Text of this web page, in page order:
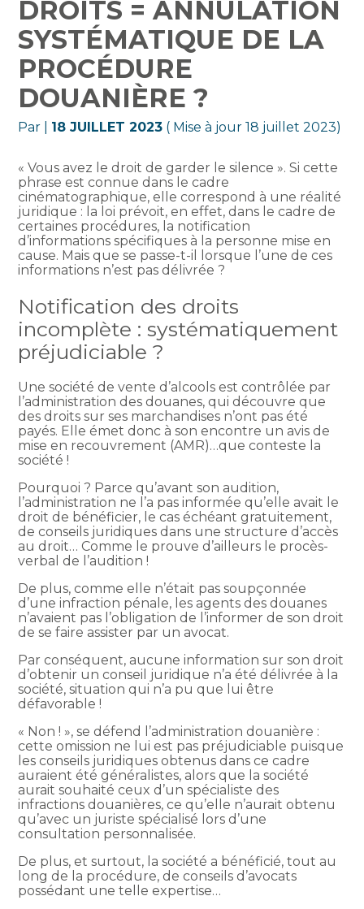
DROITS = ANNULATION
SYSTÉMATIQUE DE LA
PROCÉDURE
DOUANIÈRE ?
Par 18 JUILLET 2023 ( Mise à jour 18 juillet 2023)
« Vous avez le droit de garder le silence ». Si cette
phrase est connue dans le cadre
cinématographique, elle correspond à une réalité
juridique : la loi prévoit, en effet, dans le cadre de
certaines procédures, la notification
d’informations spécifiques à la personne mise en
cause. Mais que se passe-t-il lorsque l’une de ces
informations n’est pas délivrée ?
Notification des droits
incomplète : systématiquement
préjudiciable ?
Une société de vente d’alcools est contrôlée par
l’administration des douanes, qui découvre que
des droits sur ses marchandises n’ont pas été
payés. Elle émet donc à son encontre un avis de
mise en recouvrement (AMR)…que conteste la
société !
Pourquoi ? Parce qu’avant son audition,
l’administration ne l’a pas informée qu’elle avait le
droit de bénéficier, le cas échéant gratuitement,
de conseils juridiques dans une structure d’accès
au droit… Comme le prouve d’ailleurs le procès-
verbal de l’audition !
De plus, comme elle n’était pas soupçonnée
d’une infraction pénale, les agents des douanes
n’avaient pas l’obligation de l’informer de son droit
de se faire assister par un avocat.
Par conséquent, aucune information sur son droit
d’obtenir un conseil juridique n’a été délivrée à la
société, situation qui n’a pu que lui être
défavorable !
« Non ! », se défend l’administration douanière :
cette omission ne lui est pas préjudiciable puisque
les conseils juridiques obtenus dans ce cadre
auraient été généralistes, alors que la société
aurait souhaité ceux d’un spécialiste des
infractions douanières, ce qu’elle n’aurait obtenu
qu’avec un juriste spécialisé lors d’une
consultation personnalisée.
De plus, et surtout, la société a bénéficié, tout au
long de la procédure, de conseils d’avocats
possédant une telle expertise…